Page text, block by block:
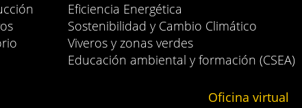
Eficiencia Energética
Sostenibilidad y Cambio Climático
Viveros y zonas verdes
Educación ambiental y formación (CSEA)
Oficina virtual